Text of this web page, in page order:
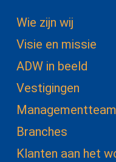
Wie zijn wij
Visie en missie
ADW in beeld
Vestigingen
Managementteam
Branches
Klanten aan het